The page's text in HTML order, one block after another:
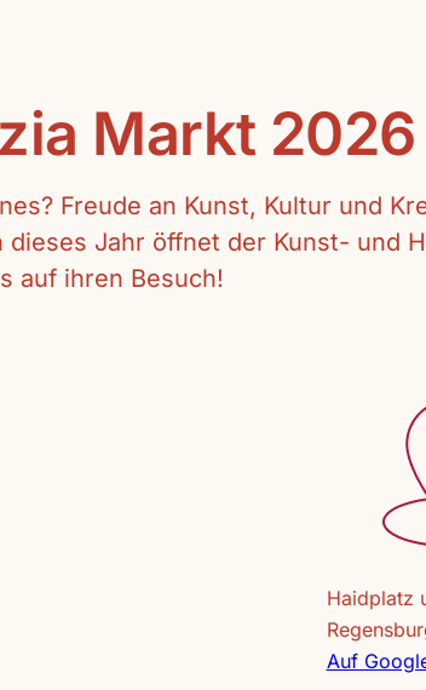
Markt 2026
Freude an Kunst, Kultur und
dieses Jahr öffnet der Kunst- und
auf ihren Besuch!
Haidplatz
Auf